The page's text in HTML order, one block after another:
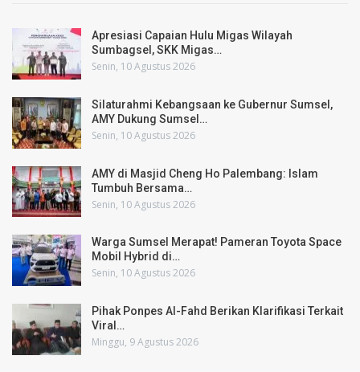
Apresiasi Capaian Hulu Migas Wilayah
Sumbagsel, SKK Migas…
Senin, 10 Agustus 2026
Silaturahmi Kebangsaan ke Gubernur Sumsel,
AMY Dukung Sumsel…
Senin, 10 Agustus 2026
AMY di Masjid Cheng Ho Palembang: Islam
Tumbuh Bersama…
Senin, 10 Agustus 2026
Warga Sumsel Merapat! Pameran Toyota Space
Mobil Hybrid di…
Senin, 10 Agustus 2026
Pihak Ponpes Al-Fahd Berikan Klarifikasi Terkait
Viral…
Minggu, 9 Agustus 2026